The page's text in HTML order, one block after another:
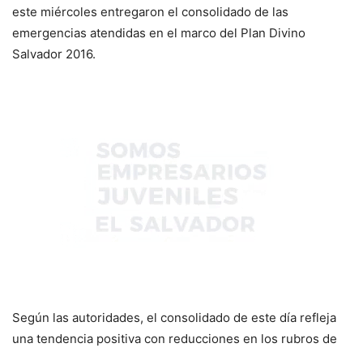
este miércoles entregaron el consolidado de las
emergencias atendidas en el marco del Plan Divino
Salvador 2016.
Según las autoridades, el consolidado de este día refleja
una tendencia positiva con reducciones en los rubros de